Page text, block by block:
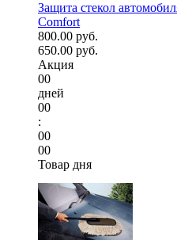
Защита стекол
Comfort
800.00 руб.
650.00 руб.
Акция
00
дней
00
:
00
00
Товар дня